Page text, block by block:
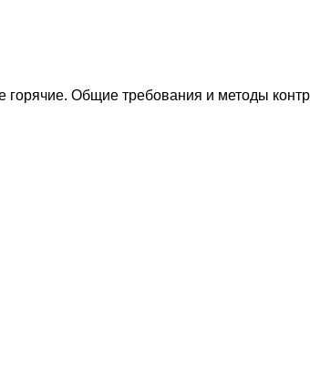
Общие требования и методы